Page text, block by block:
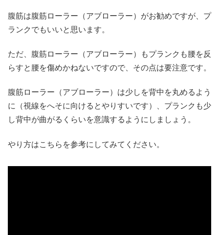
腹筋は腹筋ローラー（アブローラー）がお勧めですが、プ
ランクでもいいと思います。
ただ、腹筋ローラー（アブローラー）もプランクも腰を反
らすと腰を傷めかねないですので、その点は要注意です。
腹筋ローラー（アブローラー）は少しを背中を丸めるよう
に（視線をへそに向けるとやりすいです）、プランクも少
し背中が曲がるくらいを意識するようにしましょう。
やり方はこちらを参考にしてみてください。